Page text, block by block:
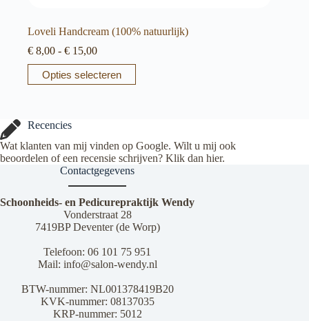
Loveli Handcream (100% natuurlijk)
€ 8,00 - € 15,00Prijsklasse:
€ 8,00
tot
€ 15,00
Opties selecteren
product
variaties.
Deze
optie
kan
gekozen
de
productpagina
Recencies
Wat klanten van mij vinden op Google. Wilt u mij ook
beoordelen of een recensie schrijven? Klik dan hier.
Contactgegevens
Schoonheids- en Pedicurepraktijk Wendy
Vonderstraat 28
7419BP Deventer (de Worp)
Telefoon: 06 101 75 951
Mail: info@salon-wendy.nl
BTW-nummer: NL001378419B20
KVK-nummer: 08137035
KRP-nummer: 5012